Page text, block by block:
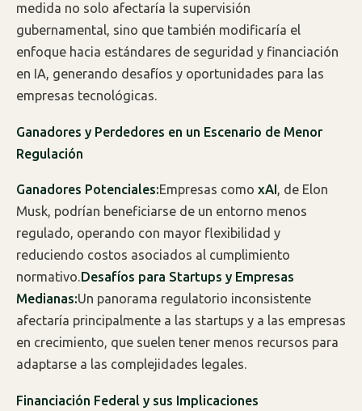
medida no solo afectaría la supervisión
gubernamental, sino que también modificaría el
enfoque hacia estándares de seguridad y financiación
en IA, generando desafíos y oportunidades para las
empresas tecnológicas.
Ganadores y Perdedores en un Escenario de Menor
Regulación
Ganadores Potenciales:Empresas como xAI , de Elon
Musk, podrían beneficiarse de un entorno menos
regulado, operando con mayor flexibilidad y
reduciendo costos asociados al cumplimiento
normativo.Desafíos para Startups y Empresas
Medianas:Un panorama regulatorio inconsistente
afectaría principalmente a las startups y a las empresas
en crecimiento, que suelen tener menos recursos para
adaptarse a las complejidades legales.
Financiación Federal y sus Implicaciones